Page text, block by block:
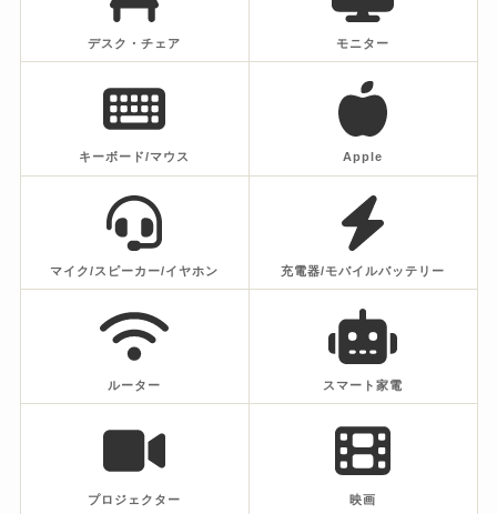
デスク・チェア モニター
キーボード/マウス Apple
マイク/スピーカー/イヤホン 充電器/モバイルバッテリー
ルーター スマート家電
プロジェクター 映画